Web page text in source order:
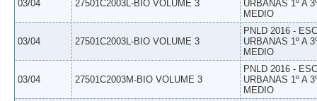
03/04 27501C2003L-BIO VOLUME 3
URBANAS 1º A
MEDIO
03/04 27501C2003L-BIO VOLUME 3
PNLD 2016 -
URBANAS 1º A
MEDIO
03/04 27501C2003M-BIO VOLUME 3
PNLD 2016 -
URBANAS 1º A
MEDIO